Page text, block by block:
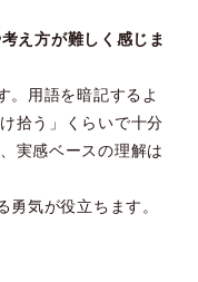
え方が難しく感じま
。用語を暗記するよ
拾う」くらいで十分
実感ベースの理解は
気が役立ちます。